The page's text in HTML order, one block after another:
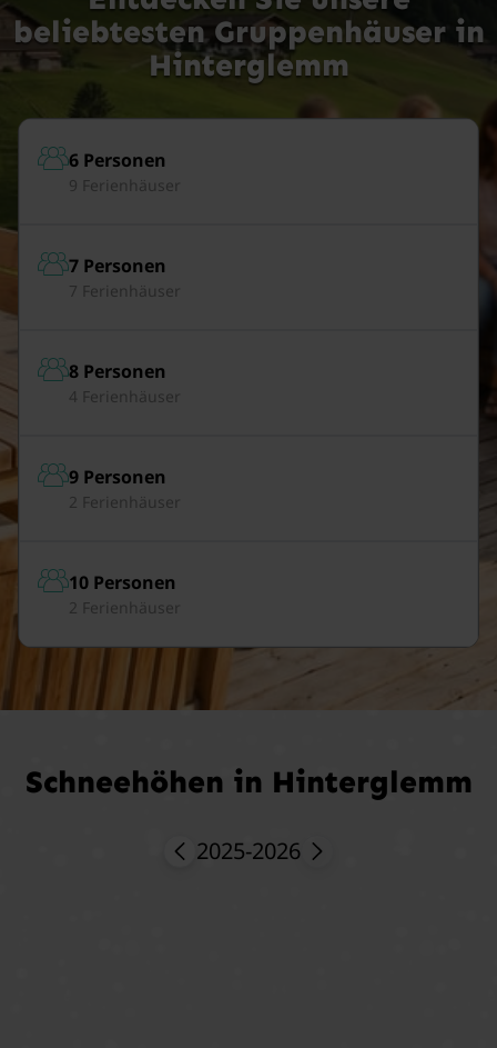
beliebtesten Gruppenhäuser in
Hinterglemm
6 Personen
9 Ferienhäuser
7 Personen
7 Ferienhäuser
8 Personen
4 Ferienhäuser
9 Personen
2 Ferienhäuser
10 Personen
2 Ferienhäuser
Schneehöhen in Hinterglemm
2025-2026